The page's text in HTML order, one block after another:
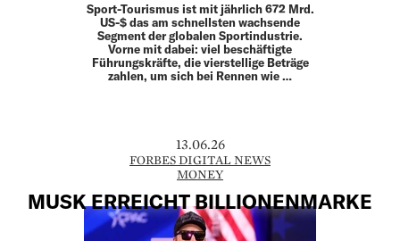
Sport-Tourismus ist mit jährlich 672 Mrd.
US-$ das am schnellsten wachsende
Segment der globalen Sportindustrie.
Vorne mit dabei: viel beschäftigte
Führungskräfte, die vierstellige Beträge
zahlen, um sich bei Rennen wie …
13.06.26
FORBES DIGITAL NEWS
MONEY
MUSK ERREICHT BILLIONENMARKE